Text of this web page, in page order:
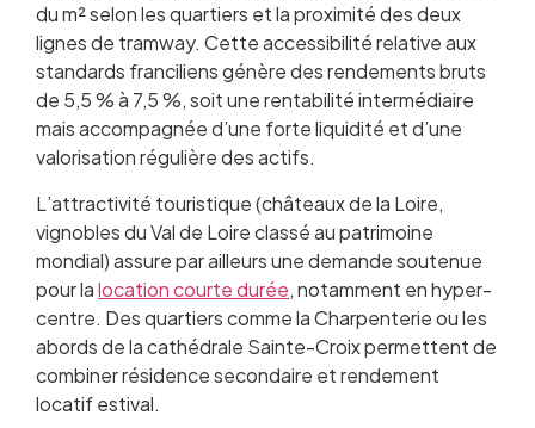
du m² selon les quartiers et la proximité des deux
lignes de tramway. Cette accessibilité relative aux
standards franciliens génère des rendements bruts
de 5,5 % à 7,5 %, soit une rentabilité intermédiaire
mais accompagnée d’une forte liquidité et d’une
valorisation régulière des actifs.
L’attractivité touristique (châteaux de la Loire,
vignobles du Val de Loire classé au patrimoine
mondial) assure par ailleurs une demande soutenue
pour lalocation courte durée, notamment en hyper-
centre. Des quartiers comme la Charpenterie ou les
abords de la cathédrale Sainte-Croix permettent de
combiner résidence secondaire et rendement
locatif estival.